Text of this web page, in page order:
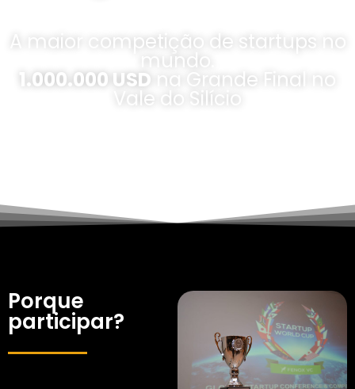
A maior competição de startups no
mundo.
1.000.000 USD na Grande Final no
Vale do Silício
Porque
participar?